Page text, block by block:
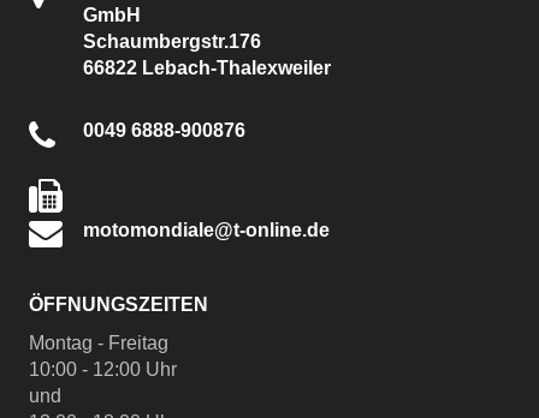
GmbH
Schaumbergstr.176
66822 Lebach-Thalexweiler
0049 6888-900876
motomondiale@t-online.de
ÖFFNUNGSZEITEN
Montag - Freitag
10:00 - 12:00 Uhr
und